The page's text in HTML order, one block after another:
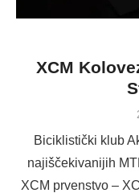
XCM
Biciklistički klub
najiščekivanijih
XCM prvenstvo –